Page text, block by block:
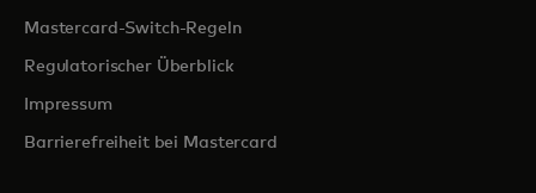
Mastercard-Switch-Regeln
Regulatorischer Überblick
Impressum
Barrierefreiheit bei Mastercard